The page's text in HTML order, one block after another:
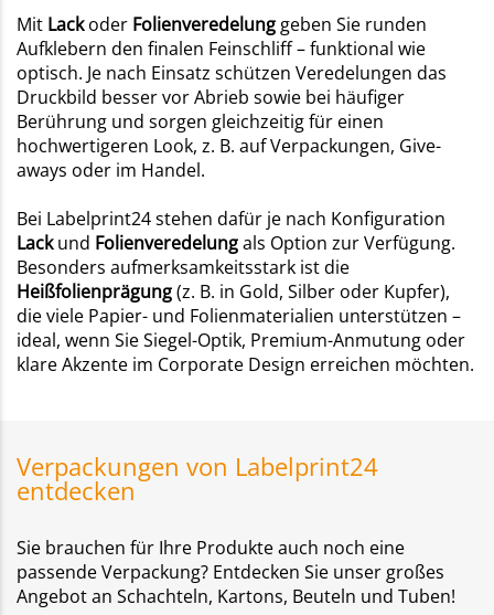
Mit Lackoder Folienveredelunggeben Sie runden
Aufklebern den finalen Feinschliff – funktional wie
optisch. Je nach Einsatz schützen Veredelungen das
Druckbild besser vor Abrieb sowie bei häufiger
Berührung und sorgen gleichzeitig für einen
hochwertigeren Look, z. B. auf Verpackungen, Give-
aways oder im Handel.
Bei Labelprint24 stehen dafür je nach Konfiguration
Lackund Folienveredelungals Option zur Verfügung.
Besonders aufmerksamkeitsstark ist die
Heißfolienprägung(z. B. in Gold, Silber oder Kupfer),
die viele Papier- und Folienmaterialien unterstützen –
ideal, wenn Sie Siegel-Optik, Premium-Anmutung oder
klare Akzente im Corporate Design erreichen möchten.
Verpackungen von Labelprint24
entdecken
Sie brauchen für Ihre Produkte auch noch eine
passende Verpackung? Entdecken Sie unser großes
Angebot an Schachteln, Kartons, Beuteln und Tuben!